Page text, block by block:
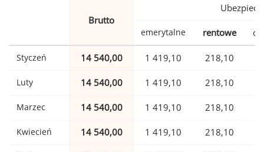
Brutto
emerytalne rentowe
Styczeń 14 540,00 1 419,10 218,10
Luty 14 540,00 1 419,10 218,10
Marzec 14 540,00 1 419,10 218,10
Kwiecień 14 540,00 1 419,10 218,10